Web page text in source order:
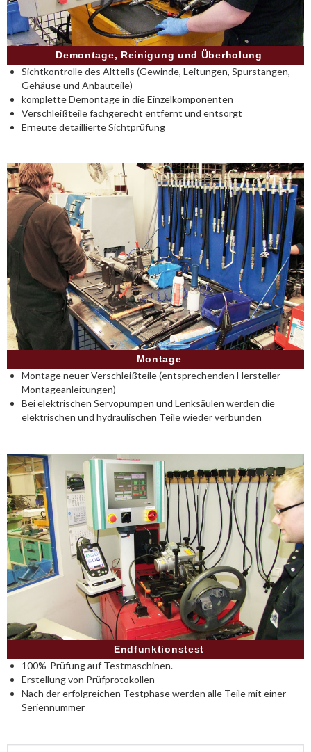
Demontage, Reinigung und Überholung
Sichtkontrolle des Altteils (Gewinde, Leitungen, Spurstangen,
Gehäuse und Anbauteile)
komplette Demontage in die Einzelkomponenten
Verschleißteile fachgerecht entfernt und entsorgt
Erneute detaillierte Sichtprüfung
Montage
Montage neuer Verschleißteile (entsprechenden Hersteller-
Montageanleitungen)
Bei elektrischen Servopumpen und Lenksäulen werden die
elektrischen und hydraulischen Teile wieder verbunden
Endfunktionstest
100%-Prüfung auf Testmaschinen.
Erstellung von Prüfprotokollen
Nach der erfolgreichen Testphase werden alle Teile mit einer
Seriennummer